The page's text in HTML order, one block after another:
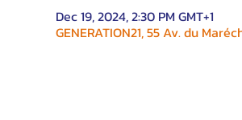
Dec 19, 2024, 2:30 PM GMT+1
GENERATION21, 55 Av. du